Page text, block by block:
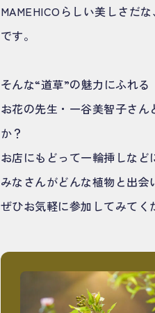
MAMEHICOらしい美しさだ
です。
そんな“道草”の魅力にふれる
お花の先生・一谷美智子さ
か？
お店にもどって一輪挿しなど
みなさんがどんな植物と出会
ぜひお気軽に参加してみてく